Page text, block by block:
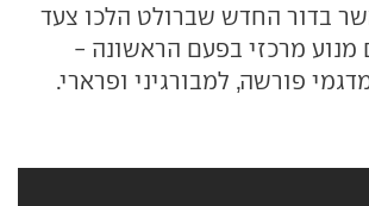
1953, כאשר בדור החדש שברולט הלכו צעד
מנוע מרכזי בפעם הראשונה -
פורשה, למבורגיני ופרארי.